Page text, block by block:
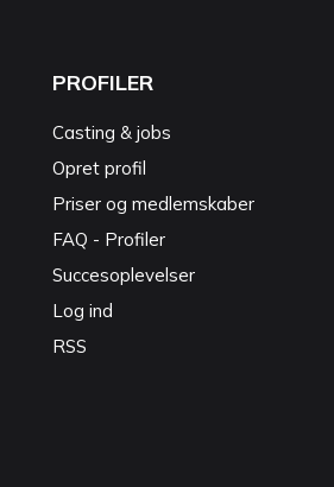
PROFILER
Casting & jobs
Opret profil
Priser og medlemskaber
FAQ - Profiler
Succesoplevelser
Log ind
RSS